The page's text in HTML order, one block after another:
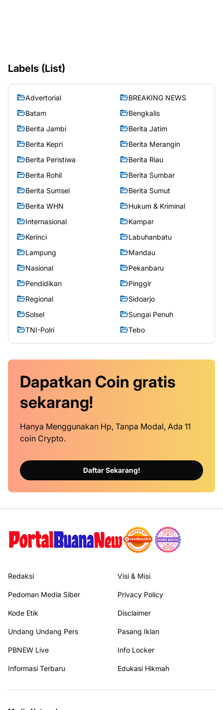
Labels (List)
Advertorial
BREAKING NEWS
Batam
Bengkalis
Berita Jambi
Berita Jatim
Berita Kepri
Berita Merangin
Berita Peristiwa
Berita Riau
Berita Rohil
Berita Sumbar
Berita Sumsel
Berita Sumut
Berita WHN
Hukum & Kriminal
Internasional
Kampar
Kerinci
Labuhanbatu
Lampung
Mandau
Nasional
Pekanbaru
Pendidikan
Pinggir
Regional
Sidoarjo
Solsel
Sungai Penuh
TNI-Polri
Tebo
Dapatkan Coin gratis
sekarang!
Hanya Menggunakan Hp, Tanpa Modal, Ada 11
coin Crypto.
Daftar Sekarang!
Redaksi Visi & Misi
Pedoman Media Siber Privacy Policy
Kode Etik Disclaimer
Undang Undang Pers Pasang Iklan
PBNEW Live Info Locker
Informasi Terbaru Edukasi Hikmah